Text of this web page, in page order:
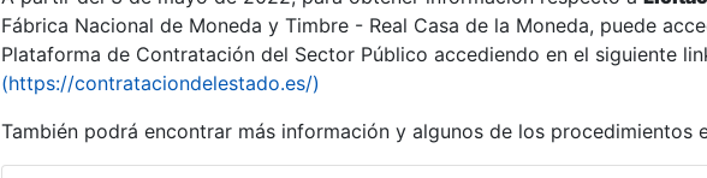
Erakutsi/Ezkutatu
Erakutsi/Ezkutatu
Erakutsi/Ezkutatu
Fábrica Nacional de Moneda y Timbre - Real Casa de la Moneda, puede
Plataforma de Contratación del Sector Público accediendo en el siguiente
(https://contrataciondelestado.es/)
También podrá encontrar más información y algunos de los procedimientos